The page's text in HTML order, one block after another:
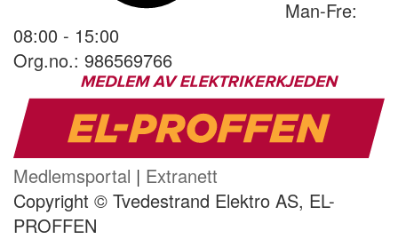
Man-Fre:
08:00 - 15:00
Org.no.: 986569766
Medlemsportal | Extranett
Copyright © Tvedestrand Elektro AS, EL-
PROFFEN